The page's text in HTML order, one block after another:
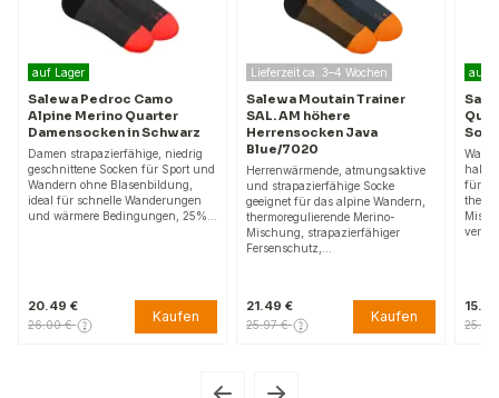
Pedroc Camo
Quarter
in Schwarz
niedrig
Socken für Sport und
ohne Blasenbildung,
Wanderungen
Bedingungen, 25%…
Kaufen
Lieferzeit ca. 3–4 Wochen
Salewa Moutain Trainer
SAL. AM höhere
Herrensocken Java
Blue/7020
Herrenwärmende, atmungsaktive
und strapazierfähige Socke
geeignet für das alpine Wandern,
thermoregulierende Merino-
Mischung, strapazierfähiger
Fersenschutz,…
21.49 €
25.97 € Kaufen
Salewa
Quater AM
Socken Flame
Warme,
haltbare
für Alpentourismus,
Mischung,
verstärkte
15.69 €
25.97 €